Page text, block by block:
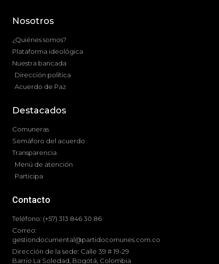
Nosotros
¿Quiénes somos?
Plataforma ideológica
Nuestra bancada
Dirección política
Acuerdo de Paz
Destacados
Comuneras
Semáforo del acuerdo
Transparencia
Menú de atención
Participa
Contacto
Teléfono: (+57) 313 846 30 86
Correo:
gestiondocumental@partidocomunes.com.co
Dirección de la sede: Calle 39 # 19-29
Barrio La Soledad, Bogotá, Colombia